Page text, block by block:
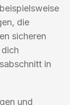
die
sicheren
in
und